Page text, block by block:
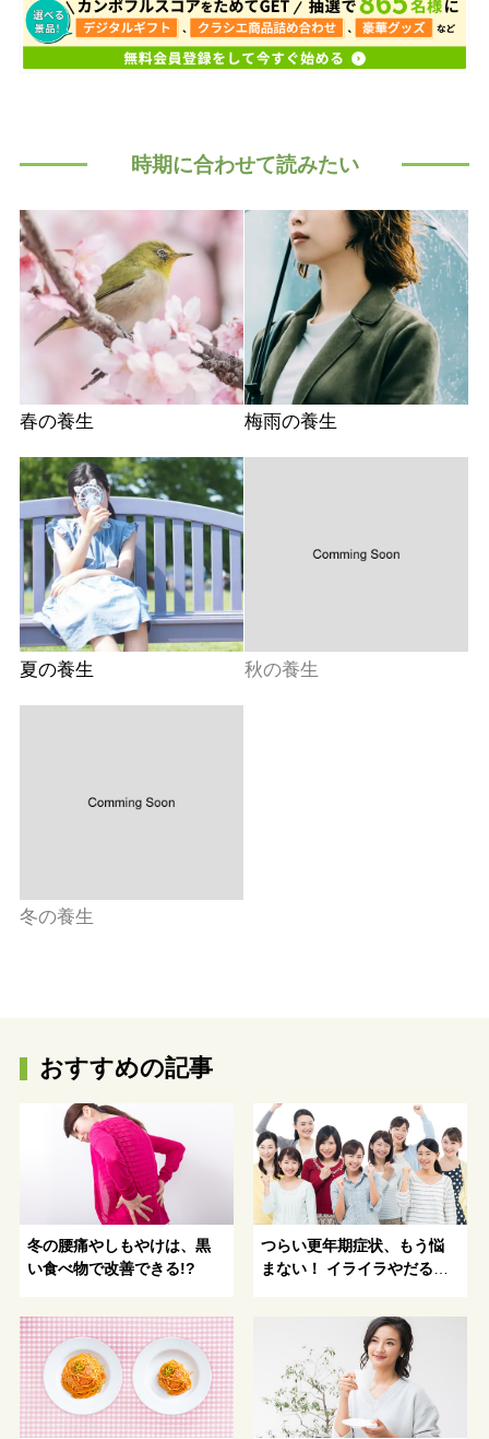
時期に合わせて読みたい
春の養生 梅雨の養生
夏の養生 秋の養生
冬の養生
おすすめの記事
冬の腰痛やしもやけは、黒
い食べ物で改善できる!?
つらい更年期症状、もう悩
まない！ イライラやだるさ